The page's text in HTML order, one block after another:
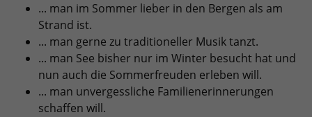
... man im Sommer lieber in den Bergen als am
Strand ist.
... man gerne zu traditioneller Musik tanzt.
... man See bisher nur im Winter besucht hat und
nun auch die Sommerfreuden erleben will.
... man unvergessliche Familienerinnerungen
schaffen will.